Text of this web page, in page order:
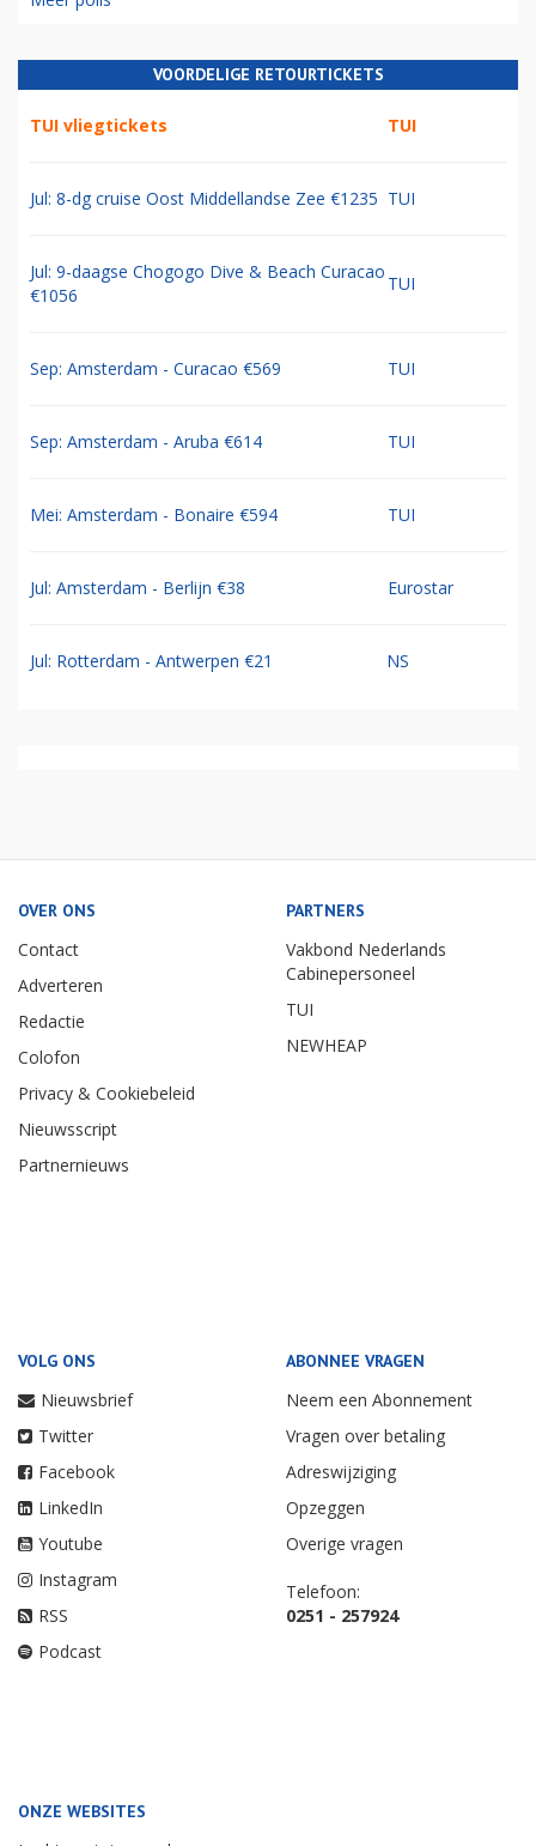
VOORDELIGE RETOURTICKETS
TUI vliegtickets TUI
Jul: 8-dg cruise Oost Middellandse Zee €1235 TUI
Jul: 9-daagse Chogogo Dive & Beach Curacao
€1056
TUI
Sep: Amsterdam - Curacao €569 TUI
Sep: Amsterdam - Aruba €614 TUI
Mei: Amsterdam - Bonaire €594 TUI
Jul: Amsterdam - Berlijn €38 Eurostar
Jul: Rotterdam - Antwerpen €21 NS
OVER ONS
Contact
Adverteren
Redactie
Colofon
Privacy & Cookiebeleid
Nieuwsscript
Partnernieuws
PARTNERS
Vakbond Nederlands
Cabinepersoneel
TUI
NEWHEAP
VOLG ONS
Nieuwsbrief
Twitter
Facebook
LinkedIn
Youtube
Instagram
RSS
Podcast
ABONNEE VRAGEN
Neem een Abonnement
Vragen over betaling
Adreswijziging
Opzeggen
Overige vragen
Telefoon:
0251 - 257924
ONZE WEBSITES